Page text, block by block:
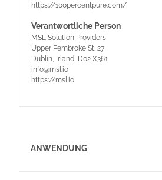
https://100percentpure.com/
Verantwortliche Person
MSL Solution Providers
Upper Pembroke St. 27
Dublin, Irland, D02 X361
info@msl.io
https://msl.io
ANWENDUNG